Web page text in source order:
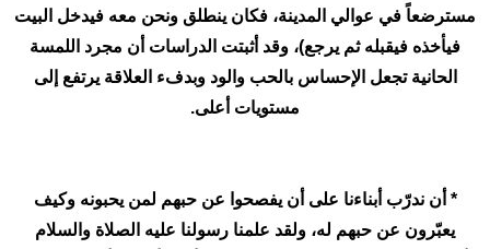
مسترضعاً في عوالي المدينة، فكان ينطلق ونحن معه فيدخل البيت
فيأخذه فيقبله ثم يرجع)، وقد أثبتت الدراسات أن مجرد اللمسة
الحانية تجعل الإحساس بالحب والود وبدفء العلاقة يرتفع إلى
مستويات أعلى.
* أن ندرّب أبناءنا على أن يفصحوا عن حبهم لمن يحبونه وكيف
يعبّرون عن حبهم له، ولقد علمنا رسولنا عليه الصلاة والسلام